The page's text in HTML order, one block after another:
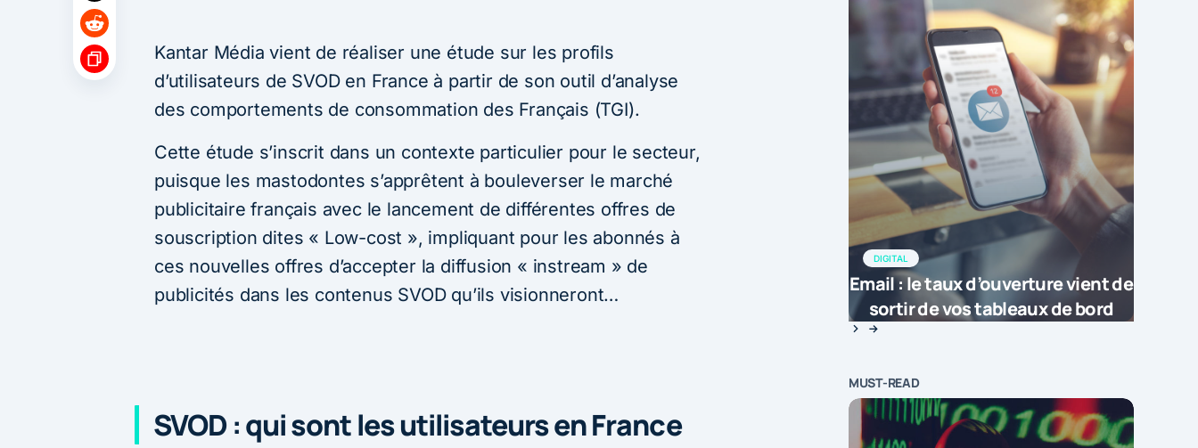
Kantar Média vient de réaliser une étude sur les profils
d’utilisateurs de SVOD en France à partir de son outil d’analyse
des comportements de consommation des Français (TGI).
Cette étude s’inscrit dans un contexte particulier pour le secteur,
puisque les mastodontes s’apprêtent à bouleverser le marché
publicitaire français avec le lancement de différentes offres de
souscription dites « Low-cost », impliquant pour les abonnés à
ces nouvelles offres d’accepter la diffusion « instream » de
publicités dans les contenus SVOD qu’ils visionneront…
SVOD : qui sont les utilisateurs en France
DIGITAL
Email : le taux d’ouverture vient de
sortir de vos tableaux de bord
MUST-READ